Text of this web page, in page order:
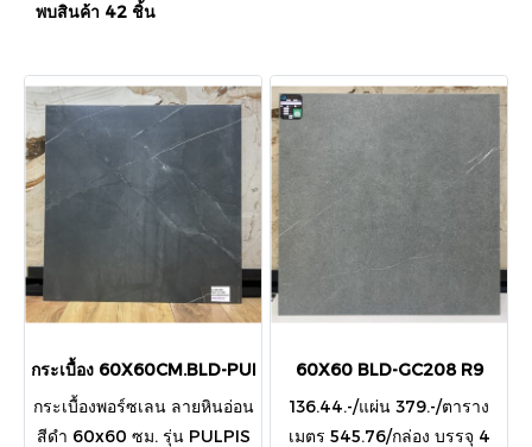
พบสินค้า 42 ชิ้น
กระเบื้อง 60X60CM.BLD-PULPIS NERO (PDC3003) MATT
กระเบื้องพอร์ซเลน ลายหินอ่อน
สีดำ 60x60 ซม. รุ่น PULPIS
60X60 BLD-GC208 R9
136.44.-/แผ่น 379.-/ตาราง
เมตร 545.76/กล่อง บรรจุ 4